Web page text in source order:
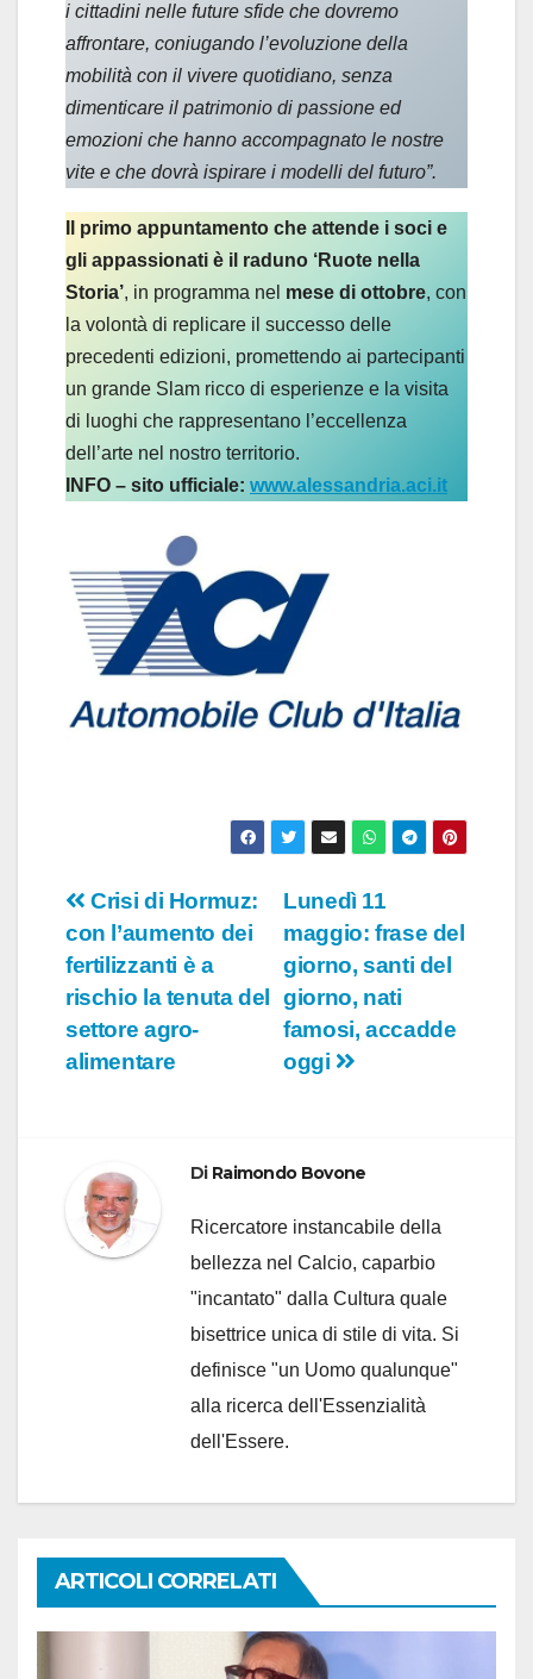
i cittadini nelle future sfide che dovremo
affrontare, coniugando l’evoluzione della
mobilità con il vivere quotidiano, senza
dimenticare il patrimonio di passione ed
emozioni che hanno accompagnato le nostre
vite e che dovrà ispirare i modelli del futuro”.
Il primo appuntamento che attende i soci e
gli appassionati è il raduno ‘Ruote nella
Storia’, in programma nel mese di ottobre, con
la volontà di replicare il successo delle
precedenti edizioni, promettendo ai partecipanti
un grande Slam ricco di esperienze e la visita
di luoghi che rappresentano l’eccellenza
dell’arte nel nostro territorio.
INFO – sito ufficiale: www.alessandria.aci.it
Navigazione
articoli
Lunedì 11
maggio: frase del
giorno, santi del
giorno, nati
famosi, accadde
oggi
Crisi di Hormuz:
con l’aumento dei
fertilizzanti è a
rischio la tenuta del
settore agro-
alimentare
Di Raimondo Bovone
Ricercatore instancabile della
bellezza nel Calcio, caparbio
"incantato" dalla Cultura quale
bisettrice unica di stile di vita. Si
definisce "un Uomo qualunque"
alla ricerca dell'Essenzialità
dell'Essere.
ARTICOLI CORRELATI